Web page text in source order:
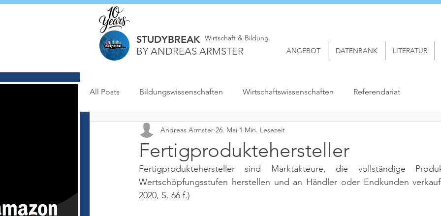
STUDYBREAK
BY ANDREAS ARMSTER
Wirtschaft & Bildung
ANGEBOT DATENBANK LITERATUR
All Posts Bildungswissenschaften Wirtschaftswissenschaften Referendariat
Fertigproduktehersteller
Andreas Armster 26. Mai 1 Min. Lesezeit
Fertigproduktehersteller sind Marktakteure, die vollständige
Wertschöpfungsstufen herstellen und an Händler oder Endkunden
2020, S. 66 f.)